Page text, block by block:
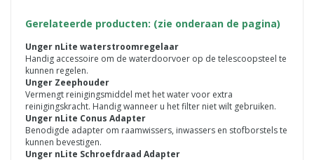
Gerelateerde producten: (zie onderaan de pagina)
Unger nLite waterstroomregelaar
Handig accessoire om de waterdoorvoer op de telescoopsteel te
kunnen regelen.
Unger Zeephouder
Vermengt reinigingsmiddel met het water voor extra
reinigingskracht. Handig wanneer u het filter niet wilt gebruiken.
Unger nLite Conus Adapter
Benodigde adapter om raamwissers, inwassers en stofborstels te
kunnen bevestigen.
Unger nLite Schroefdraad Adapter